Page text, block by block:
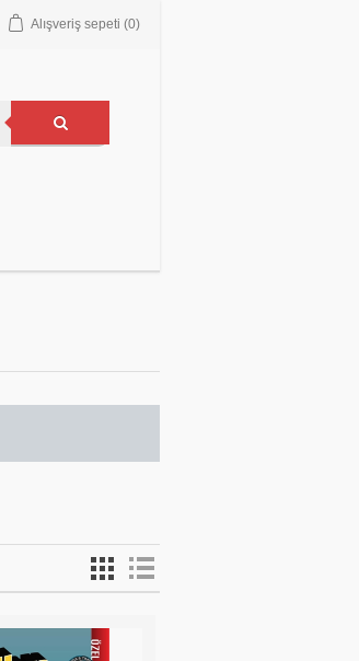
Alışveriş sepeti (0)